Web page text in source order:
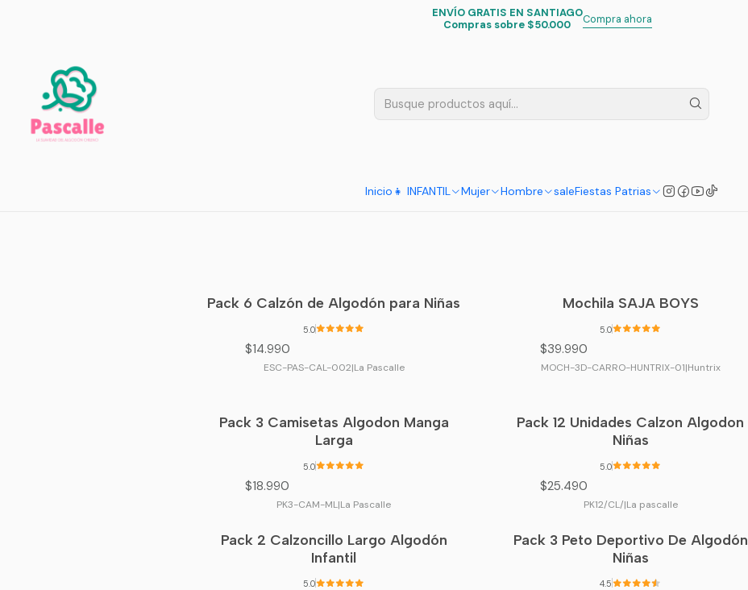
Inicio 👧 INFANTIL Mujer Hombre saleFiestas Patrias
ENVÍO GRATIS EN SANTIAGO
Compras sobre $50.000
Compra ahora
Inicio Infantil Escolar
$24.990
Generico
Pack 6 Calzón de Algodón para Niñas
5.0
$14.990
ESC-PAS-CAL-002|La Pascalle
Mochila SAJA BOYS
5.0
$39.990
MOCH-3D-CARRO-HUNTRIX-01|Huntrix
Pack 3 Camisetas Algodon Manga
Larga
5.0
$18.990
PK3-CAM-ML|La Pascalle
Pack 12 Unidades Calzon Algodon
Niñas
5.0
$25.490
PK12/CL/|La pascalle
-27%OFF
Pack 2 Calzoncillo Largo Algodón
Infantil
5.0
Agotado
Pack 3 Peto Deportivo De Algodón
Niñas
4.5